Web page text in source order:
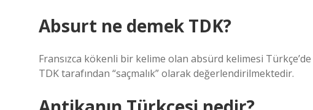
Absurt ne demek TDK?
Fransızca kökenli bir kelime olan absürd kelimesi
TDK tarafından “saçmalık” olarak değerlendirilmektedir.